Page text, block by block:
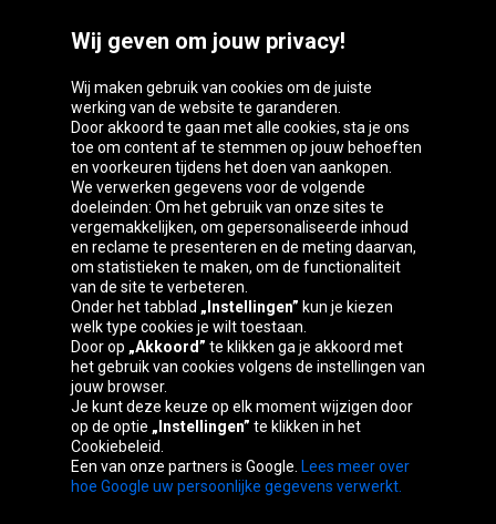
Oponeo-groep
Belgique
Česká
republika
Deutschland Éire
España France Italia Magyarország
Österreich
republika
Kingdom
Wij geven om jouw privacy!
Wij maken gebruik van cookies om de juiste
werking van de website te garanderen.
Door akkoord te gaan met alle cookies, sta je ons
toe om content af te stemmen op jouw behoeften
en voorkeuren tijdens het doen van aankopen.
We verwerken gegevens voor de volgende
doeleinden: Om het gebruik van onze sites te
vergemakkelijken, om gepersonaliseerde inhoud
en reclame te presenteren en de meting daarvan,
om statistieken te maken, om de functionaliteit
van de site te verbeteren.
Onder het tabblad „Instellingen” kun je kiezen
welk type cookies je wilt toestaan.
Door op „Akkoord” te klikken ga je akkoord met
het gebruik van cookies volgens de instellingen van
jouw browser.
Je kunt deze keuze op elk moment wijzigen door
op de optie „Instellingen” te klikken in het
Cookiebeleid.
Een van onze partners is Google. Lees meer over
hoe Google uw persoonlijke gegevens verwerkt.